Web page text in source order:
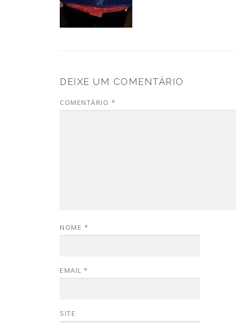
DEIXE UM COMENTÁRIO
COMENTÁRIO *
NOME *
EMAIL *
SITE